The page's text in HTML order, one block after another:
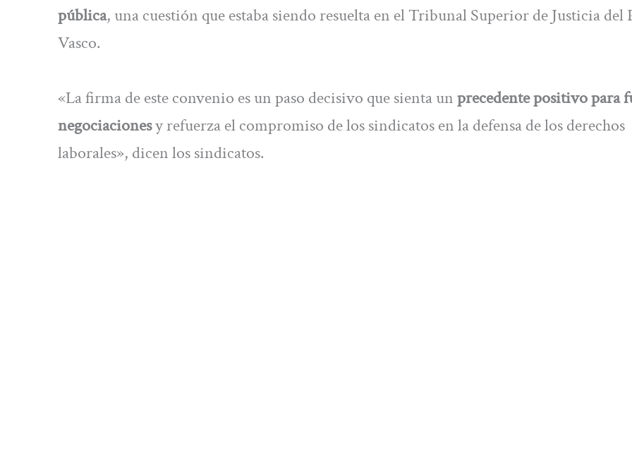
pública, una cuestión que estaba siendo resuelta en el Tribunal Superior de Justicia del
Vasco.
«La firma de este convenio es un paso decisivo que sienta unprecedente positivo para
negociacionesy refuerza el compromiso de los sindicatos en la defensa de los derechos
laborales», dicen los sindicatos.